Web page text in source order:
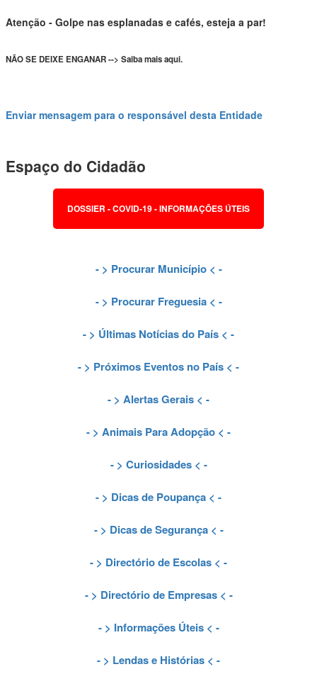
Atenção - Golpe nas esplanadas e cafés, esteja a par!
NÃO SE DEIXE ENGANAR --> Saiba mais aqui.
Enviar mensagem para o responsável desta Entidade
Espaço do Cidadão
DOSSIER - COVID-19 - INFORMAÇÕES ÚTEIS
- > Procurar Município< -
- > Procurar Freguesia< -
- > Últimas Notícias do País < -
- > Próximos Eventos no País < -
- > Alertas Gerais < -
- > Animais Para Adopção < -
- > Curiosidades< -
- > Dicas de Poupança < -
- > Dicas de Segurança< -
- > Directório de Escolas < -
- > Directório de Empresas< -
- > Informações Úteis< -
- > Lendas e Histórias < -